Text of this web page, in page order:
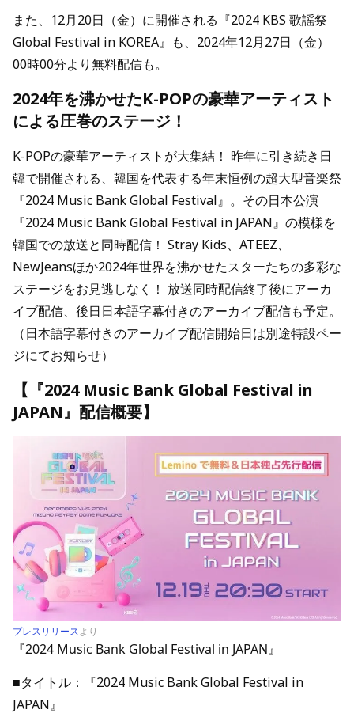
また、12月20日（金）に開催される『2024 KBS 歌謡祭
Global Festival in KOREA』も、2024年12月27日（金）
00時00分より無料配信も。
2024年を沸かせたK-POPの豪華アーティスト
による圧巻のステージ！
K-POPの豪華アーティストが大集結！ 昨年に引き続き日
韓で開催される、韓国を代表する年末恒例の超大型音楽祭
『2024 Music Bank Global Festival』。その日本公演
『2024 Music Bank Global Festival in JAPAN』の模様を
韓国での放送と同時配信！ Stray Kids、ATEEZ、
NewJeansほか2024年世界を沸かせたスターたちの多彩な
ステージをお見逃しなく！ 放送同時配信終了後にアーカ
イブ配信、後日日本語字幕付きのアーカイブ配信も予定。
（日本語字幕付きのアーカイブ配信開始日は別途特設ペー
ジにてお知らせ）
【『2024 Music Bank Global Festival in
JAPAN』配信概要】
プレスリリースより
『2024 Music Bank Global Festival in JAPAN』
■タイトル：『2024 Music Bank Global Festival in
JAPAN』